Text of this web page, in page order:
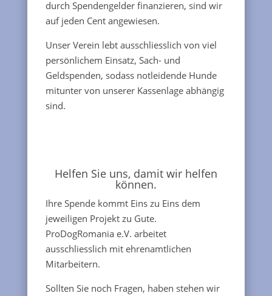
durch Spendengelder finanzieren, sind wir
auf jeden Cent angewiesen.
Unser Verein lebt ausschliesslich von viel
persönlichem Einsatz, Sach- und
Geldspenden, sodass notleidende Hunde
mitunter von unserer Kassenlage abhängig
sind.
Helfen Sie uns, damit wir helfen
können.
Ihre Spende kommt Eins zu Eins dem
jeweiligen Projekt zu Gute.
ProDogRomania e.V. arbeitet
ausschliesslich mit ehrenamtlichen
Mitarbeitern.
Sollten Sie noch Fragen, haben stehen wir